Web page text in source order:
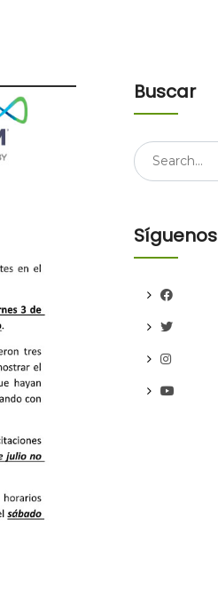
Buscar
Search
for:
Síguenos